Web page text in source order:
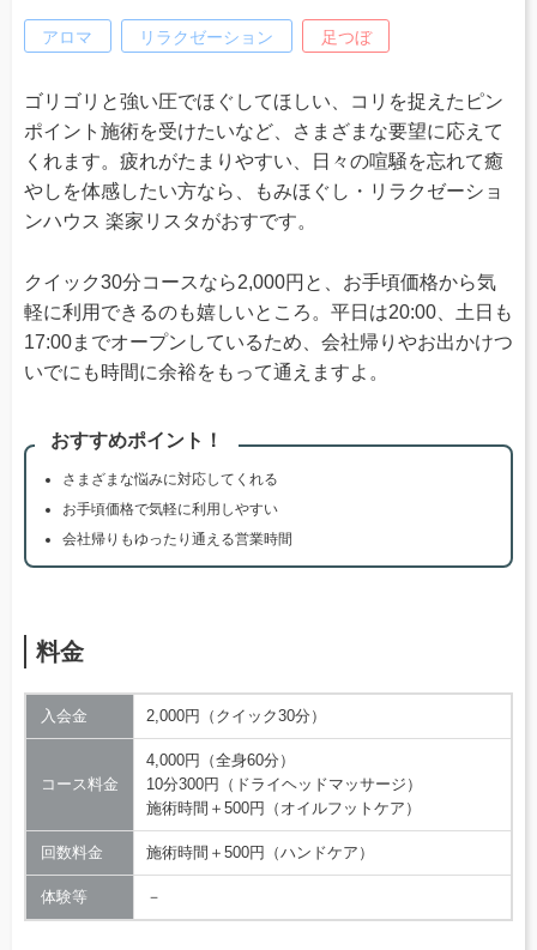
アロマ リラクゼーション 足つぼ
ゴリゴリと強い圧でほぐしてほしい、コリを捉えたピン
ポイント施術を受けたいなど、さまざまな要望に応えて
くれます。疲れがたまりやすい、日々の喧騒を忘れて癒
やしを体感したい方なら、もみほぐし・リラクゼーショ
ンハウス 楽家リスタがおすです。
クイック30分コースなら2,000円と、お手頃価格から気
軽に利用できるのも嬉しいところ。平日は20:00、土日も
17:00までオープンしているため、会社帰りやお出かけつ
いでにも時間に余裕をもって通えますよ。
おすすめポイント！
さまざまな悩みに対応してくれる
お手頃価格で気軽に利用しやすい
会社帰りもゆったり通える営業時間
料金
入会金 2,000円（クイック30分）
コース料金
4,000円（全身60分）
10分300円（ドライヘッドマッサージ）
施術時間＋500円（オイルフットケア）
回数料金 施術時間＋500円（ハンドケア）
体験等 －